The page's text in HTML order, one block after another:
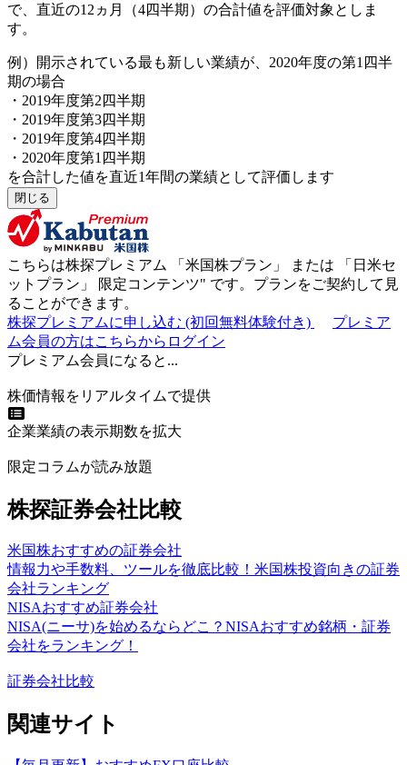
で、直近の12ヵ月（4四半期）の合計値を評価対象としま
す。
例）開示されている最も新しい業績が、2020年度の第1四半
期の場合
・2019年度第2四半期
・2019年度第3四半期
・2019年度第4四半期
・2020年度第1四半期
を合計した値を直近1年間の業績として評価します
閉じる
こちらは株探プレミアム 「 米国株プラン 」 または 「 日米セ
ットプラン 」 限定コンテンツ" です。プランをご契約して見
ることができます。
株探プレミアムに申し込む (初回無料体験付き)
プレミア
ム会員の方はこちらからログイン
プレミアム会員になると...
株価情報をリアルタイムで提供
企業業績の表示期数を拡大
限定コラムが読み放題
株探証券会社比較
米国株おすすめの証券会社
情報力や手数料、ツールを徹底比較！米国株投資向きの証券
会社ランキング
NISAおすすめ証券会社
NISA(ニーサ)を始めるならどこ？NISAおすすめ銘柄・証券
会社をランキング！
証券会社比較
関連サイト